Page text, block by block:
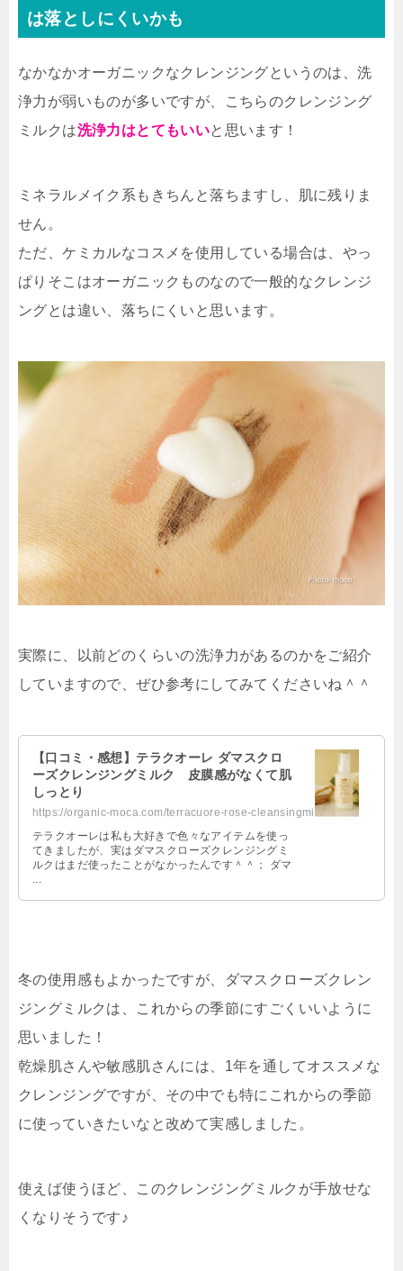
は落としにくいかも
なかなかオーガニックなクレンジングというのは、洗
浄力が弱いものが多いですが、こちらのクレンジング
ミルクは洗浄力はとてもいいと思います！
ミネラルメイク系もきちんと落ちますし、肌に残りま
せん。
ただ、ケミカルなコスメを使用している場合は、やっ
ぱりそこはオーガニックものなので一般的なクレンジ
ングとは違い、落ちにくいと思います。
実際に、以前どのくらいの洗浄力があるのかをご紹介
していますので、ぜひ参考にしてみてくださいね＾＾
【口コミ・感想】テラクオーレ ダマスクロ
ーズクレンジングミルク 皮膜感がなくて肌
しっとり
https://organic-moca.com/terracuore-rose-cleansingmilk/
テラクオーレは私も大好きで色々なアイテムを使っ
てきましたが、実はダマスクローズクレンジングミ
ルクはまだ使ったことがなかったんです＾＾； ダマ
...
冬の使用感もよかったですが、ダマスクローズクレン
ジングミルクは、これからの季節にすごくいいように
思いました！
乾燥肌さんや敏感肌さんには、1年を通してオススメな
クレンジングですが、その中でも特にこれからの季節
に使っていきたいなと改めて実感しました。
使えば使うほど、このクレンジングミルクが手放せな
くなりそうです♪